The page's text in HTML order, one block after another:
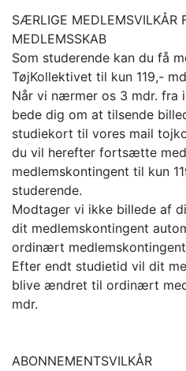
SÆRLIGE MEDLEMSVILKÅR
MEDLEMSSKAB
Som studerende kan du få
TøjKollektivet til kun 119,-
Når vi nærmer os 3 mdr. fra
bede dig om at tilsende
studiekort til vores mail
du vil herefter fortsætte
medlemskontingent til kun
studerende.
Modtager vi ikke billede af
dit medlemskontingent
ordinært
Efter endt studietid vil dit
blive ændret til ordinært
mdr.
ABONNEMENTSVILKÅR